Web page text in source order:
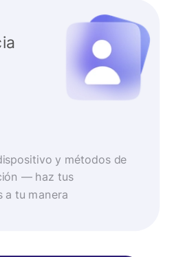
y métodos de
— haz tus
a tu manera